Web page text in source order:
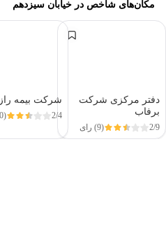
مکان‌های شاخص درخیابان سیزدهم
دفتر مرکزی شرکت برفاب
2/9 (9) رای
شرکت بیمه رازی